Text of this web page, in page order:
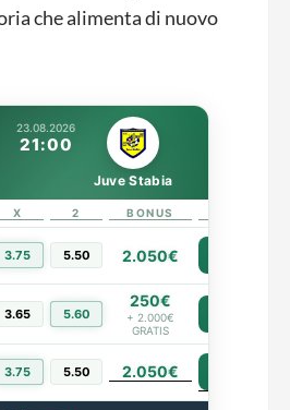
che alimenta di nuovo
23.08.2026
21:00
Juve Stabia
X 2 BONUS
3.75 5.50 2.050€
3.65 5.60
250€
+ 2.000€
GRATIS
3.75 5.50 2.050€